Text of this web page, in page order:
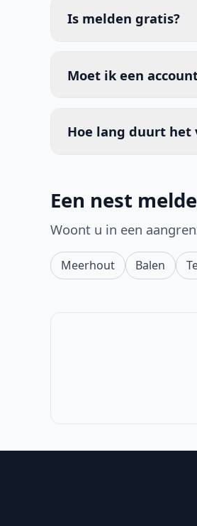
Is melden gratis?
Moet ik een
Hoe lang duurt het
Een nest
Woont u in een
Meerhout Balen